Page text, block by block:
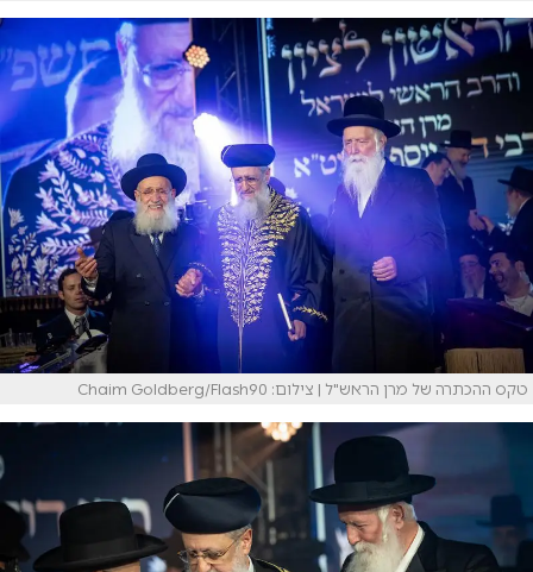
טקס ההכתרה של מרן הראש"ל | צילום: Chaim Goldberg/Flash90